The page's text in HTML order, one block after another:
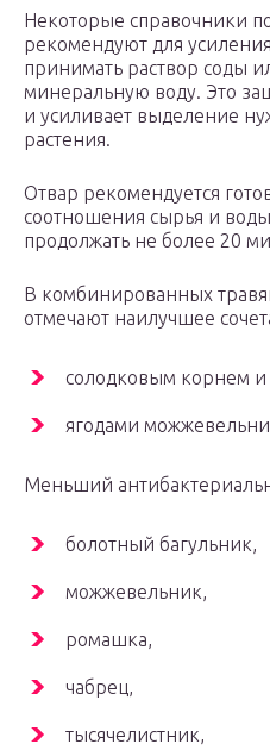
Некоторые справочники
рекомендуют для
принимать раствор соды
минеральную воду. Это
и усиливает выделение
растения.
Отвар рекомендуется
соотношения сырья и
продолжать не более 20
В комбинированных
отмечают наилучшее
солодковым корнем и
ягодами
Меньший
болотный багульник,
можжевельник,
ромашка,
чабрец,
тысячелистник,